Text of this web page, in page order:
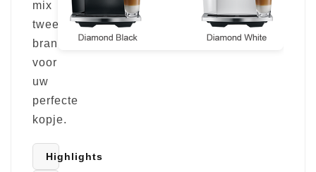
mix
twee
brandingen
voor
uw
perfecte
kopje.
Highlights